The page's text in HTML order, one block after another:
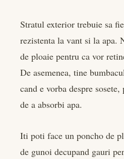
Stratul exterior trebuie sa
rezistenta la vant si la apa.
de ploaie pentru ca vor
De asemenea, tine
cand e vorba despre
de a absorbi apa.
Iti poti face un poncho de
de gunoi decupand gauri